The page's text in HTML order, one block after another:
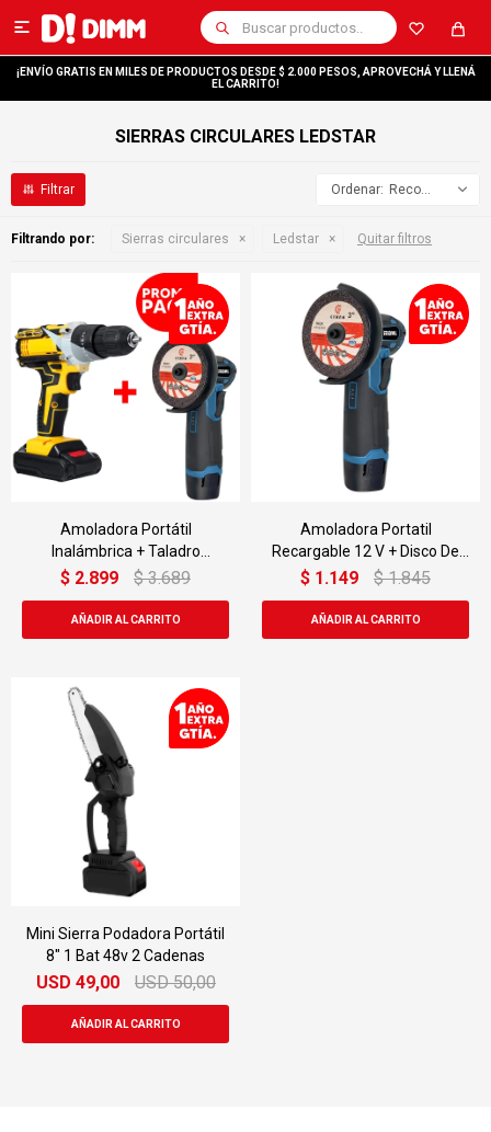

¡ENVÍO GRATIS EN MILES DE PRODUCTOS DESDE $ 2.000 PESOS, APROVECHÁ Y LLENÁ
EL CARRITO!
SIERRAS CIRCULARES LEDSTAR
Recomendados
Filtrando por: Sierras circulares Ledstar Quitar filtros
Amoladora Portátil
Inalámbrica + Taladro
Inalámbrico
$ 2.899 $ 3.689
Amoladora Portatil
Recargable 12 V + Disco De
Respuesto
$ 1.149 $ 1.845
Mini Sierra Podadora Portátil
8" 1 Bat 48v 2 Cadenas
USD 49,00 USD 50,00